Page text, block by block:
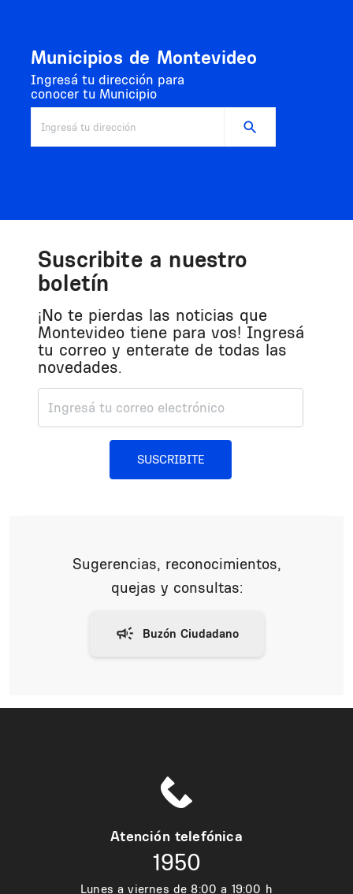
Municipios de Montevideo
Ingresá tu dirección para
conocer tu Municipio
Suscribite a nuestro
boletín
¡No te pierdas las noticias que
Montevideo tiene para vos! Ingresá
tu correo y enterate de todas las
novedades.
SUSCRIBITE
Sugerencias, reconocimientos,
quejas y consultas:
Atención telefónica
1950
Lunes a viernes de 8:00 a 19:00 h